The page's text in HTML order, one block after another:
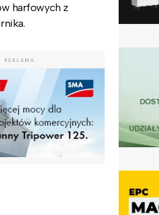
harfowych z
REKLAMA